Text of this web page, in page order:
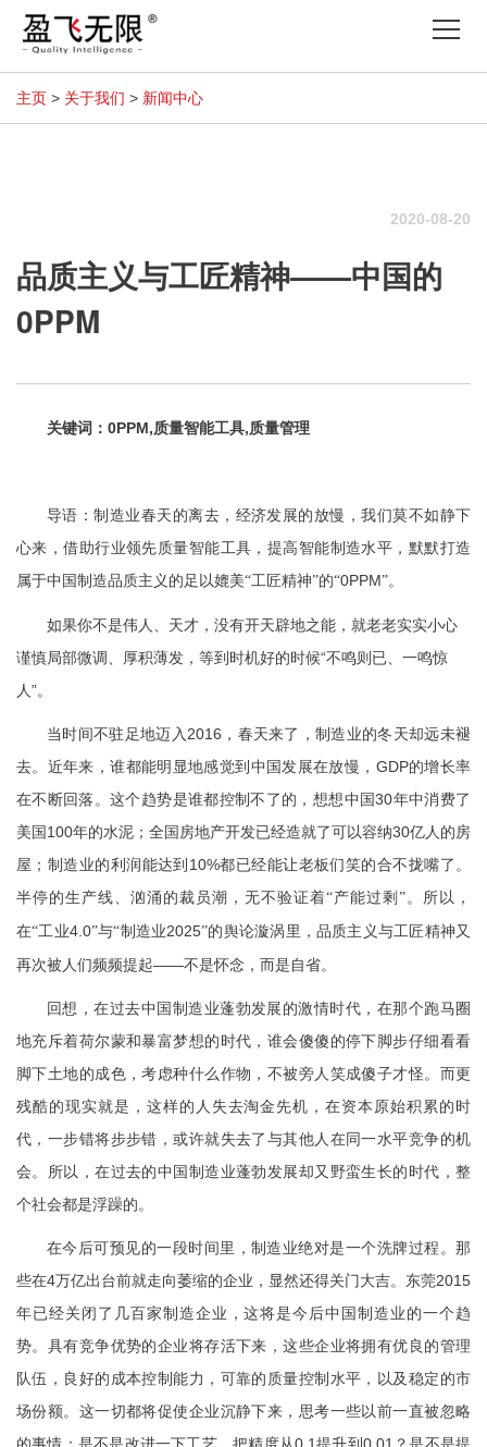
主页 > 关于我们 > 新闻中心
2020-08-20
品质主义与工匠精神——中国的
0PPM
关键词：0PPM,质量智能工具,质量管理
导语：制造业春天的离去，经济发展的放慢，我们莫不如静下
心来，借助行业领先质量智能工具，提高智能制造水平，默默打造
属于中国制造品质主义的足以媲美“工匠精神”的“0PPM”。
如果你不是伟人、天才，没有开天辟地之能，就老老实实小心
谨慎局部微调、厚积薄发，等到时机好的时候“不鸣则已、一鸣惊
人”。
当时间不驻足地迈入2016，春天来了，制造业的冬天却远未褪
去。近年来，谁都能明显地感觉到中国发展在放慢，GDP的增长率
在不断回落。这个趋势是谁都控制不了的，想想中国30年中消费了
美国100年的水泥；全国房地产开发已经造就了可以容纳30亿人的房
屋；制造业的利润能达到10%都已经能让老板们笑的合不拢嘴了。
半停的生产线、汹涌的裁员潮，无不验证着“产能过剩” 。所以，
在“工业4.0”与“制造业2025”的舆论漩涡里，品质主义与工匠精神又
再次被人们频频提起——不是怀念，而是自省。
回想，在过去中国制造业蓬勃发展的激情时代，在那个跑马圈
地充斥着荷尔蒙和暴富梦想的时代，谁会傻傻的停下脚步仔细看看
脚下土地的成色，考虑种什么作物，不被旁人笑成傻子才怪。而更
残酷的现实就是，这样的人失去淘金先机，在资本原始积累的时
代，一步错将步步错，或许就失去了与其他人在同一水平竞争的机
会。所以，在过去的中国制造业蓬勃发展却又野蛮生长的时代，整
个社会都是浮躁的。
在今后可预见的一段时间里，制造业绝对是一个洗牌过程。那
些在4万亿出台前就走向萎缩的企业，显然还得关门大吉。东莞2015
年已经关闭了几百家制造企业，这将是今后中国制造业的一个趋
势。具有竞争优势的企业将存活下来，这些企业将拥有优良的管理
队伍，良好的成本控制能力，可靠的质量控制水平，以及稳定的市
场份额。这一切都将促使企业沉静下来，思考一些以前一直被忽略